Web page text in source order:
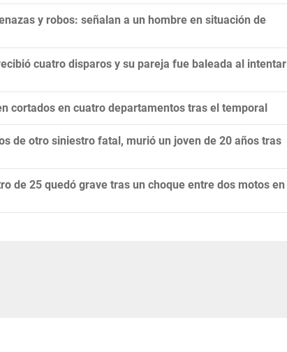
y robos: señalan a un hombre en situación de
cuatro disparos y su pareja fue baleada al intentar
cortados en cuatro departamentos tras el temporal
de otro siniestro fatal, murió un joven de 20 años tras
de 25 quedó grave tras un choque entre dos motos en